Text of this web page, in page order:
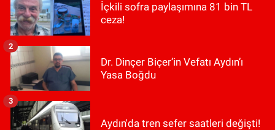
İçkili sofra paylaşımına 81 bin TL
ceza!
Dr. Dinçer Biçer’in Vefatı Aydın’ı
Yasa Boğdu
2
Aydın'da tren sefer saatleri değişti!
3